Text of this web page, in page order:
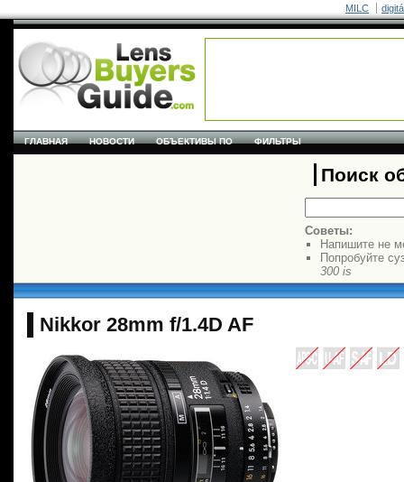
MILC
ГЛАВНАЯ НОВОСТИ ОБЪЕКТИВЫ ПО ФИЛЬТРЫ
Поиск
Советы:
Напишите не
Попробуйте
300 is
Nikkor 28mm f/1.4D AF